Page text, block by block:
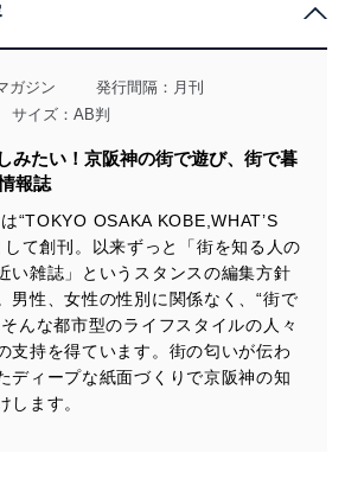
、本人の同意を得たうえで利用目的の
内で適法かつ公正な手段によって取
行います。また、当社が保有している
を得ずに目的外利用、第三者への提
め、従業者等の教育を徹底してまいり
外利用を行わないために、適切な管理
に関連する法令、国が定める指針及び
守します。また、当社の管理の仕組み
及びその他の規範を常に適合させま
理措置
ガジン
発行間隔：月刊
サイズ：AB判
みたい！京阪神の街で遊び、街で暮
報誌
“TOKYO OSAKA KOBE,WHAT’S
て創刊。以来ずっと「街を知る人の
い雑誌」というスタンスの編集方針
男性、女性の性別に関係なく、“街で
んな都市型のライフスタイルの人々
支持を得ています。街の匂いが伝わ
ディープな紙面づくりで京阪神の知
します。